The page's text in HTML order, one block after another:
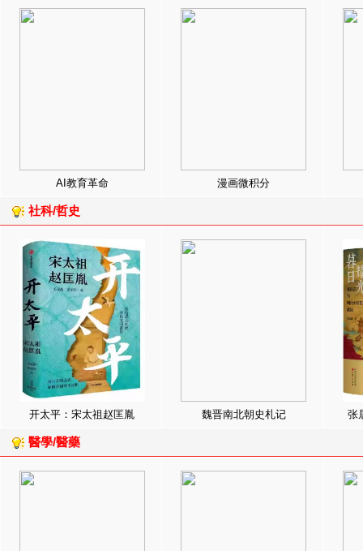
AI教育革命 漫画微积分
社科/哲史
开太平：宋太祖赵匡胤 魏晋南北朝史札记 张
醫學/醫藥